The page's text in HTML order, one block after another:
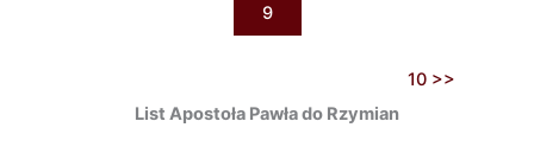
9
10 >>
List Apostoła Pawła do Rzymian